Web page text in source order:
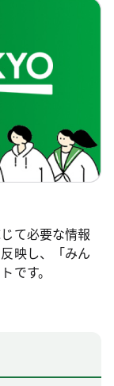
て必要な情報
映し、「みん
です。